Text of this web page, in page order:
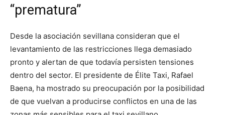
“prematura”
Desde la asociación sevillana consideran que el
levantamiento de las restricciones llega demasiado
pronto y alertan de que todavía persisten tensiones
dentro del sector. El presidente de Élite Taxi, Rafael
Baena, ha mostrado su preocupación por la posibilidad
de que vuelvan a producirse conflictos en una de las